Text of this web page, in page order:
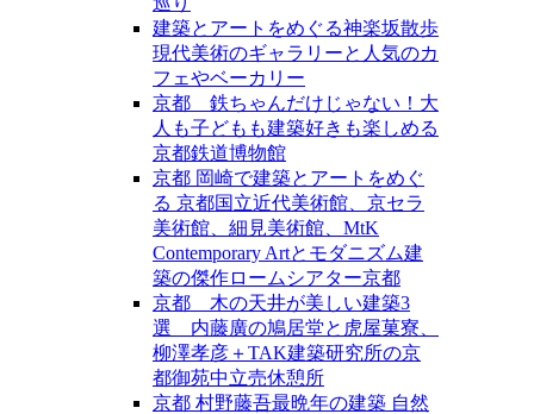
建築とアートをめぐる神楽坂散歩
現代美術のギャラリーと人気のカ
フェやベーカリー
京都 鉄ちゃんだけじゃない！大
人も子どもも建築好きも楽しめる
京都鉄道博物館
京都 岡崎で建築とアートをめぐ
る 京都国立近代美術館、京セラ
美術館、細見美術館、MtK
Contemporary Artとモダニズム建
築の傑作ロームシアター京都
京都 木の天井が美しい建築3
選 内藤廣の鳩居堂と虎屋菓寮、
柳澤孝彦＋TAK建築研究所の京
都御苑中立売休憩所
京都 村野藤吾最晩年の建築 自然